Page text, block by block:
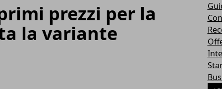
prezzi per la
la variante